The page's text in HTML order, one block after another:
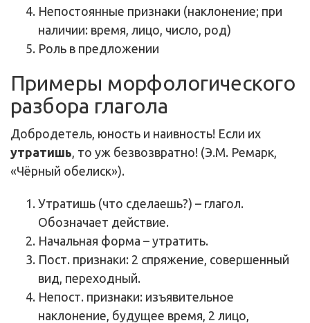
Непостоянные признаки (наклонение; при
наличии: время, лицо, число, род)
Роль в предложении
Примеры морфологического
разбора глагола
Добродетель, юность и наивность! Если их
утратишь, то уж безвозвратно! (Э.М. Ремарк,
«Чёрный обелиск»).
Утратишь (что сделаешь?) – глагол.
Обозначает действие.
Начальная форма – утратить.
Пост. признаки: 2 спряжение, совершенный
вид, переходный.
Непост. признаки: изъявительное
наклонение, будущее время, 2 лицо,